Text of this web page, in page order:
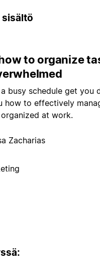
to organize
busy schedule get you
how to effectively
at work.
Zacharias